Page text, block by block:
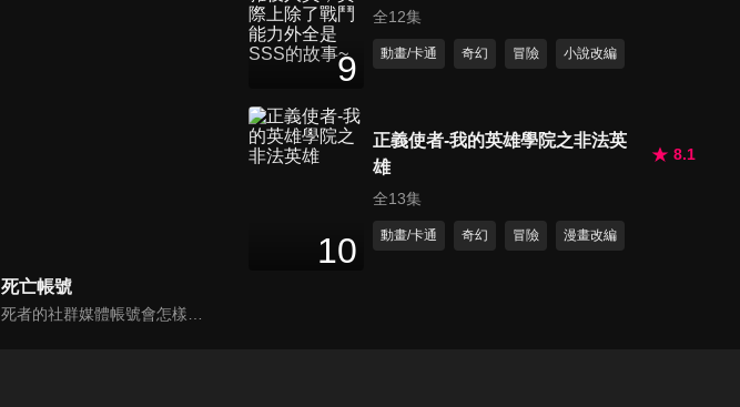
死亡帳號
死者的社群媒體帳號會怎樣的呢？那些帶著未完成心願的亡者帳號──Dead Account──最終會以數位幽靈，也就是所謂的「幽靈帳號」，在現世復甦……。緣城蒼吏為了替妹妹緋里籌措醫藥費，每天都以炎上系直播主「煽火蘋果」的身分進行直播活動。然而，在某個契機之下覺醒了電能的緣城，被帶往流傳著各種可疑傳聞的「彌電學園」。那是一所隨著網際網路普及、專門驅除數位化幽靈，並培養新時代靈媒師的學校！燃燒、擊碎並祓除──現代化的除靈戰鬥就此展開！
第84集 笨久VS犯罪紳士
9
力外全是SSS的故事~
全12集
動畫/卡通 奇幻 冒險 小說改編
10
正義使者-我的英雄學院之非法英
雄
8.1
全13集
動畫/卡通 奇幻 冒險 漫畫改編